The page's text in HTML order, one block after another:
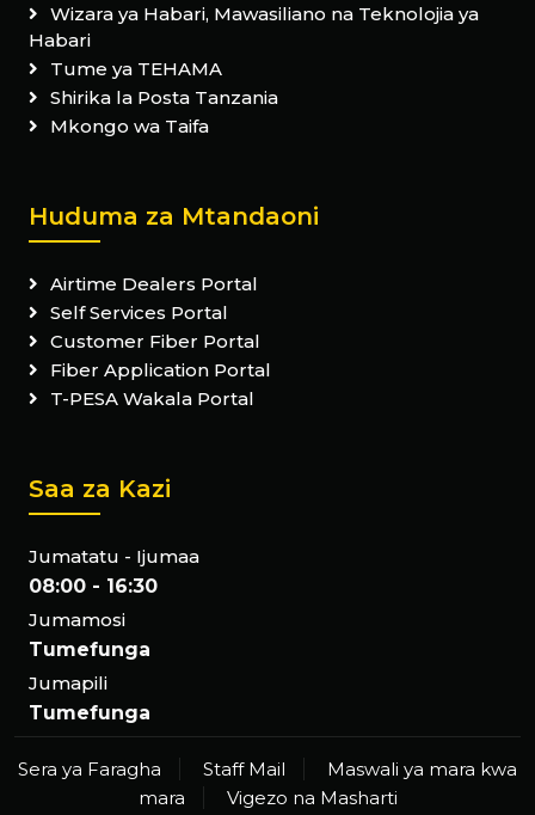
Wizara ya Habari, Mawasiliano na Teknolojia ya
Habari
Tume ya TEHAMA
Shirika la Posta Tanzania
Mkongo wa Taifa
Huduma za Mtandaoni
Airtime Dealers Portal
Self Services Portal
Customer Fiber Portal
Fiber Application Portal
T-PESA Wakala Portal
Saa za Kazi
Jumatatu - Ijumaa
08:00 - 16:30
Jumamosi
Tumefunga
Jumapili
Tumefunga
Sera ya Faragha Staff Mail
Maswali ya mara kwa
mara
Vigezo na Masharti